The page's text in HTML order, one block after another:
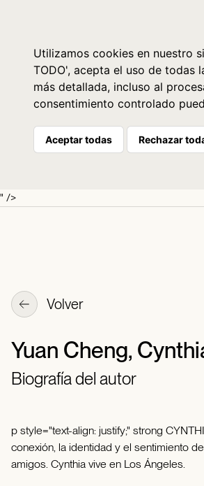
Utilizamos cookies en nuestro
TODO', acepta el uso de todas
más detallada, incluso al
consentimiento controlado
Aceptar todas Rechazar
" />
Volver
Yuan Cheng,
Biografía del autor
p style="text-align: justify;" strong
conexión, la identidad y el sentimiento
amigos. Cynthia vive en Los Ángeles.